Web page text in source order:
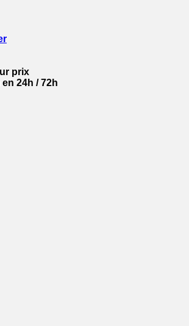
prix
24h / 72h